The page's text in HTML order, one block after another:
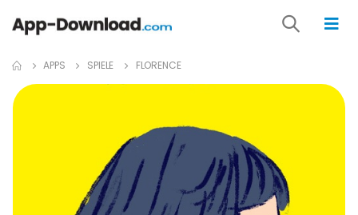
APPS SPIELE FLORENCE